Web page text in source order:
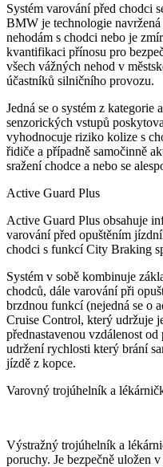
Systém varování před chodci
BMW je technologie
nehodám s chodci nebo je
kvantifikaci přínosu pro
všech vážných nehod v
účastníků silničního provozu.
Jedná se o systém z kategorie
senzorických vstupů
vyhodnocuje riziko kolize s
řidiče a případně samočinně
sražení chodce a nebo se
Active Guard Plus
Active Guard Plus obsahuje
varování před opuštěním
chodci s funkcí City Braking
Systém v sobě kombinuje
chodců, dále varování při
brzdnou funkcí (nejedná se o
Cruise Control, který udržuje
přednastavenou vzdálenost
udržení rychlosti který brání
jízdě z kopce.
Varovný trojúhelník a
Výstražný trojúhelník a
poruchy. Je bezpečně uložen